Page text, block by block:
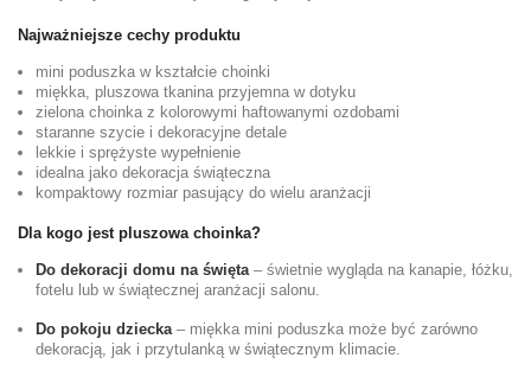
Najważniejsze cechy produktu
mini poduszka w kształcie choinki
miękka, pluszowa tkanina przyjemna w dotyku
zielona choinka z kolorowymi haftowanymi ozdobami
staranne szycie i dekoracyjne detale
lekkie i sprężyste wypełnienie
idealna jako dekoracja świąteczna
kompaktowy rozmiar pasujący do wielu aranżacji
Dla kogo jest pluszowa choinka?
Do dekoracji domu na święta – świetnie wygląda na kanapie, łóżku,
fotelu lub w świątecznej aranżacji salonu.
Do pokoju dziecka – miękka mini poduszka może być zarówno
dekoracją, jak i przytulanką w świątecznym klimacie.